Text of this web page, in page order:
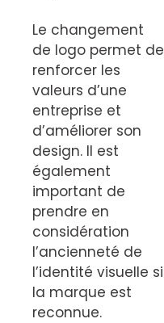
Le changement
de logo permet de
renforcer les
valeurs d’une
entreprise et
d’améliorer son
design. Il est
également
important de
prendre en
considération
l’ancienneté de
l’identité visuelle si
la marque est
reconnue.